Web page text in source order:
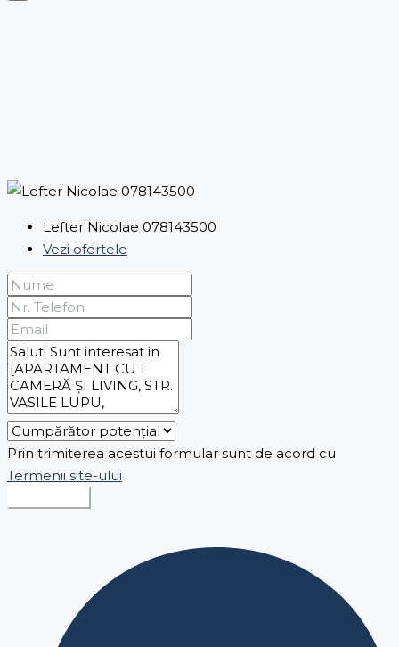
Lefter Nicolae 078143500
Vezi ofertele
Prin trimiterea acestui formular sunt de acord cu
Termenii site-ului